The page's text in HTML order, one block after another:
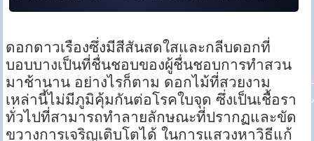
ดอกดาวเรืองซึ่งมีสีสันสดใสและกลีบดอกที่
บอบบางเป็นที่ชื่นชอบของผู้ชื่นชอบการทำสวน
มาช้านาน อย่างไรก็ตาม ดอกไม้ที่สวยงาม
เหล่านี้ไม่มีภูมิคุ้มกันต่อโรคใบจุด ซึ่งเป็นเชื้อรา
ทั่วไปที่สามารถทำลายลักษณะที่ปรากฏและขัด
ขวางการเจริญเติบโตได้ ในการแสวงหาวิธีแก้